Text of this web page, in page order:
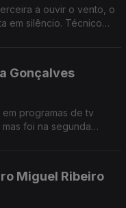
a ouvir o vento, o
em silêncio. Técnico
Gonçalves
programas de tv
foi na segunda
Miguel Ribeiro